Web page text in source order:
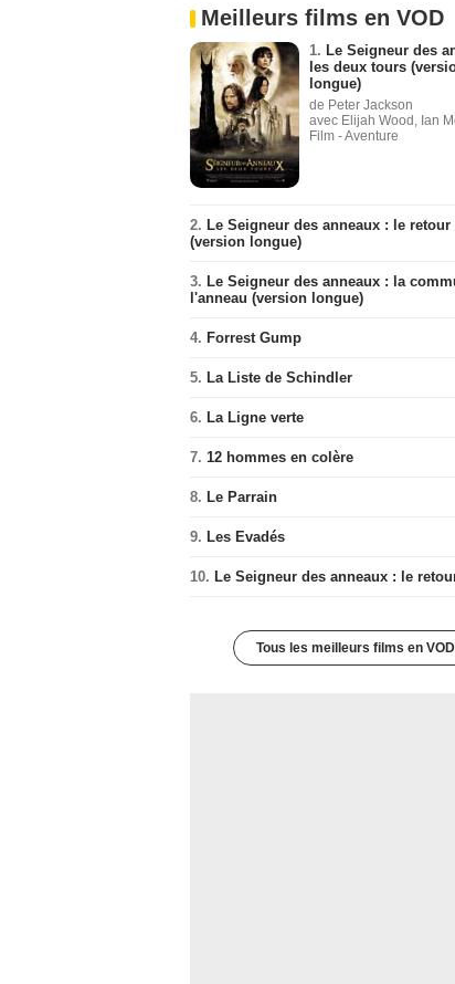
Meilleurs films en VOD
1. Le Seigneur des
les deux tours
longue)
de Peter Jackson
avec Elijah Wood, Ian
Film - Aventure
2. Le Seigneur des anneaux : le
(version longue)
3. Le Seigneur des anneaux : la
l'anneau (version longue)
4. Forrest Gump
5. La Liste de Schindler
6. La Ligne verte
7. 12 hommes en colère
8. Le Parrain
9. Les Evadés
10. Le Seigneur des anneaux : le
Tous les meilleurs films en VOD